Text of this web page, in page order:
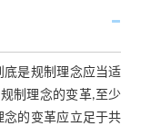
是规制理念应当适
制理念的变革,至少
念的变革应立足于共